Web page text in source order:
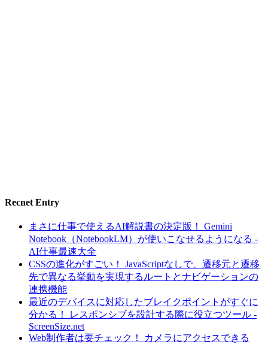
Recnet Entry
まさに仕事で使えるAI解説書の決定版！ Gemini
Notebook（NotebookLM）が使いこなせるようになる -
AI仕事最速大全
CSSの進化がすごい！ JavaScriptなしで、遷移元と遷移
先で異なる挙動を実現するルートとナビゲーションの
連携機能
最近のデバイスに対応したブレイクポイントがすぐに
分かる！ レスポンシブを設計する際に役立つツール -
ScreenSize.net
Web制作者は要チェック！ カメラにアクセスできる